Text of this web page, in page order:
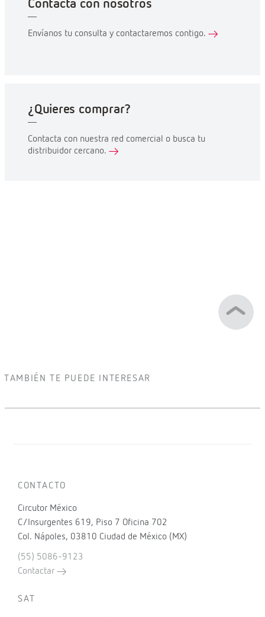
Contacta con nosotros
Envíanos tu consulta y contactaremos contigo.
¿Quieres comprar?
Contacta con nuestra red comercial o busca tu
distribuidor cercano.
TAMBIÉN TE PUEDE INTERESAR
CONTACTO
Circutor México
C/Insurgentes 619, Piso 7 Oficina 702
Col. Nápoles, 03810 Ciudad de México (MX)
(55) 5086-9123
Contactar
SAT